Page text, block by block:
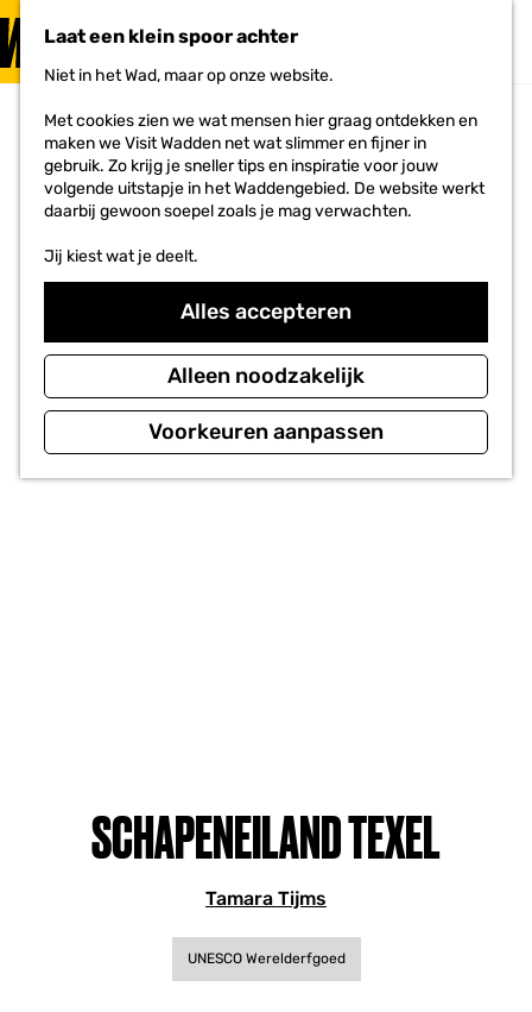
Laat een klein spoor achter
Niet in het Wad, maar op onze website.
Met cookies zien we wat mensen hier graag ontdekken en
maken we Visit Wadden net wat slimmer en fijner in
gebruik. Zo krijg je sneller tips en inspiratie voor jouw
volgende uitstapje in het Waddengebied. De website werkt
daarbij gewoon soepel zoals je mag verwachten.
Jij kiest wat je deelt.
Alles accepteren
Alleen noodzakelijk
Voorkeuren aanpassen
G
F
v
r
i
e
t
e
MENU
SCHAPENEILAND TEXEL
Tamara Tijms
UNESCO Werelderfgoed